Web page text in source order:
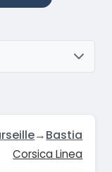
→Bastia
Corsica Linea